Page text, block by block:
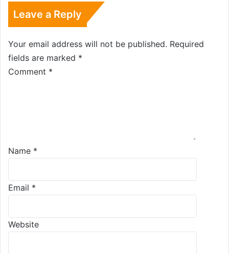
Leave a Reply
Your email address will not be published. Required
fields are marked *
Comment *
Name *
Email *
Website